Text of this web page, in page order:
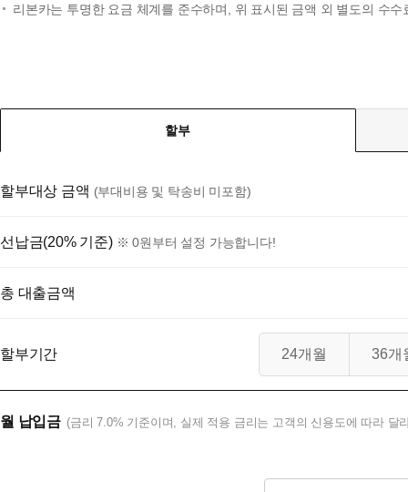
리본카는 투명한 요금 체계를 준수하며, 위 표시된 금액 외 별도의 수
할부
할부대상 금액 (부대비용 및 탁송비 미포함)
선납금(20% 기준) ※ 0원부터 설정 가능합니다!
총 대출금액
할부기간 24개월 36개
월 납입금 (금리 7.0% 기준이며, 실제 적용 금리는 고객의 신용도에 따라 달